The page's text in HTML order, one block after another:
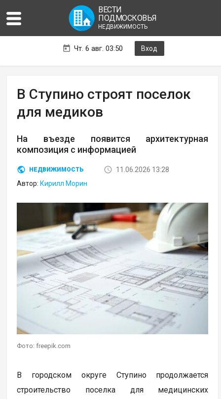
ВЕСТИ
ПОДМОСКОВЬЯ
НЕДВИЖИМОСТЬ
Чт. 6 авг. 03:50 Вход
В Ступино строят поселок
для медиков
На въезде появится архитектурная
композиция с информацией
НЕДВИЖИМОСТЬ
11.06.2026 13:28
Автор: Кирилл Морин
Фото: freepik.com
В городском округе Ступино продолжается
строительство поселка для медицинских